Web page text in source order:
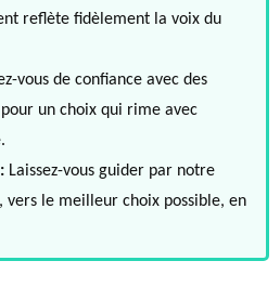
reflète fidèlement la voix du
vous de confiance avec des
un choix qui rime avec
Laissez-vous guider par notre
vers le meilleur choix possible, en